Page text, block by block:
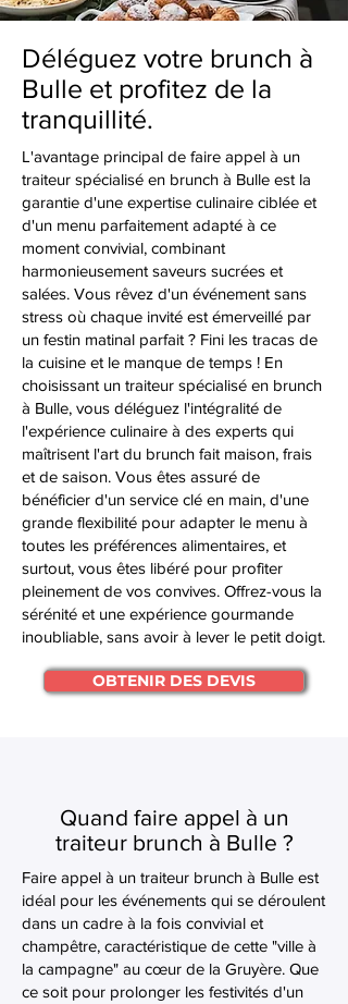
Déléguez votre brunch à
Bulle et profitez de la
tranquillité.
L'avantage principal de faire appel à un
traiteur spécialisé en brunch à Bulle est la
garantie d'une expertise culinaire ciblée et
d'un menu parfaitement adapté à ce
moment convivial, combinant
harmonieusement saveurs sucrées et
salées. Vous rêvez d'un événement sans
stress où chaque invité est émerveillé par
un festin matinal parfait ? Fini les tracas de
la cuisine et le manque de temps ! En
choisissant un traiteur spécialisé en brunch
à Bulle, vous déléguez l'intégralité de
l'expérience culinaire à des experts qui
maîtrisent l'art du brunch fait maison, frais
et de saison. Vous êtes assuré de
bénéficier d'un service clé en main, d'une
grande flexibilité pour adapter le menu à
toutes les préférences alimentaires, et
surtout, vous êtes libéré pour profiter
pleinement de vos convives. Offrez-vous la
sérénité et une expérience gourmande
inoubliable, sans avoir à lever le petit doigt.
OBTENIR DES DEVIS
Quand faire appel à un
traiteur brunch à Bulle ?
Faire appel à un traiteur brunch à Bulle est
idéal pour les événements qui se déroulent
dans un cadre à la fois convivial et
champêtre, caractéristique de cette "ville à
la campagne" au cœur de la Gruyère. Que
ce soit pour prolonger les festivités d'un